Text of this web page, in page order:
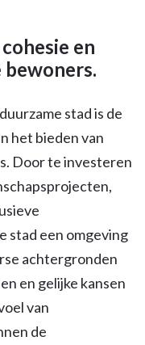
en
stad is de
het bieden van
Door te investeren
stad een omgeving
achtergronden
en gelijke kansen
van
de